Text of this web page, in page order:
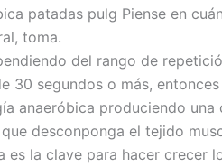
patadas pulg Piense en
toma.
del rango de
30 segundos o más,
anaeróbica produciendo
desconponga el tejido
es la clave para hacer crecer